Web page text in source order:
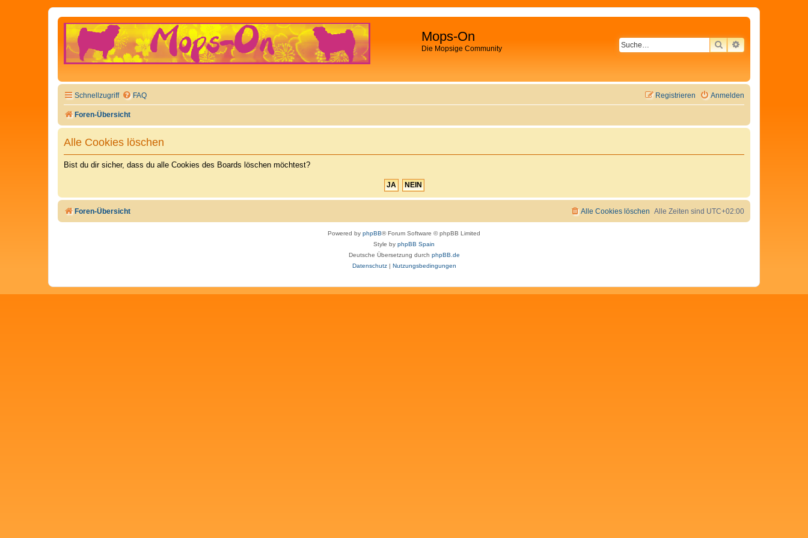
Mops-On
Die Mopsige Community SUCHEERWEITERTE
Schnellzugriff FAQ Anmelden
Registrieren
Foren-Übersicht
Alle Cookies löschen
Bist du dir sicher, dass du alle Cookies des Boards löschen möchtest?
Foren-Übersicht Alle Zeiten sind UTC+02:00
Alle Cookies löschen
Powered by phpBB® Forum Software © phpBB Limited
Style by phpBB Spain
Deutsche Übersetzung durch phpBB.de
Datenschutz| Nutzungsbedingungen